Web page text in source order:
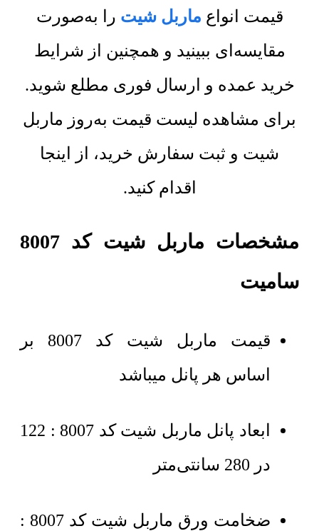
قیمت انواع ماربل شیت را به‌صورت
مقایسه‌ای ببینید و همچنین از شرایط
خرید عمده و ارسال فوری مطلع شوید.
برای مشاهده لیست قیمت به‌روز ماربل
شیت و ثبت سفارش خرید، از اینجا
اقدام کنید.
مشخصات ماربل شیت کد 8007
سامیت
قیمت ماربل شیت کد 8007 بر
اساس هر پانل میباشد
ابعاد پانل ماربل شیت کد 8007 : 122
در 280 سانتی‌متر
ضخامت ورق ماربل شیت کد 8007 :